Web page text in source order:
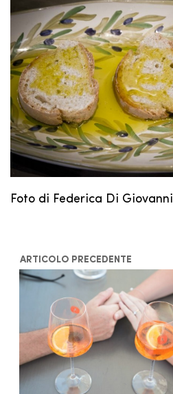
Foto di Federica Di Giovanni
ARTICOLO PRECEDENTE